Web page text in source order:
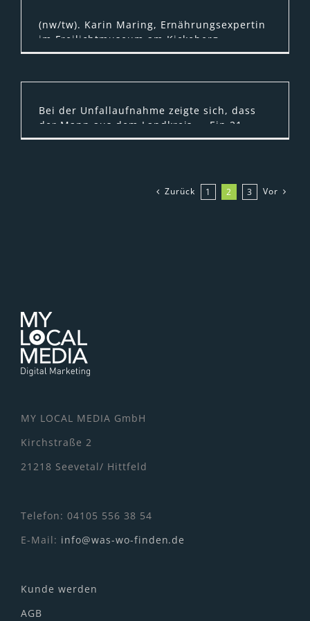
(nw/tw). Karin Maring, Ernährungsexpertin
im Freilichtmuseum am Kiekeberg
(Ehestorf/ Landkreis Harburg), gibt in
Bei der Unfallaufnahme zeigte sich, dass
der Mann aus dem Landkreis ... Ein 21-
jähriger Autofahrer aus dem Landkreis
Zurück 1 2 3 Vor
MY LOCAL MEDIA GmbH
Kirchstraße 2
21218 Seevetal/ Hittfeld
Telefon: 04105 556 38 54
E-Mail: info@was-wo-finden.de
Kunde werden
AGB